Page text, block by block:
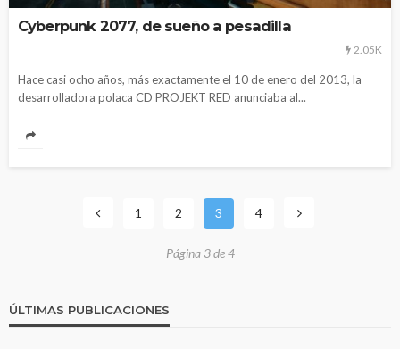
Cyberpunk 2077, de sueño a pesadilla
2.05K
Hace casi ocho años, más exactamente el 10 de enero del 2013, la
desarrolladora polaca CD PROJEKT RED anunciaba al...
1 2 3 4
Página 3 de 4
ÚLTIMAS PUBLICACIONES